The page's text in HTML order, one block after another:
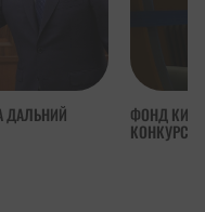
ДАЛЬНИЙ ФОНД